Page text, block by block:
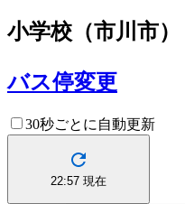
小学校（市川市）
バス停変更
30秒ごとに自動更新
22:57 現在